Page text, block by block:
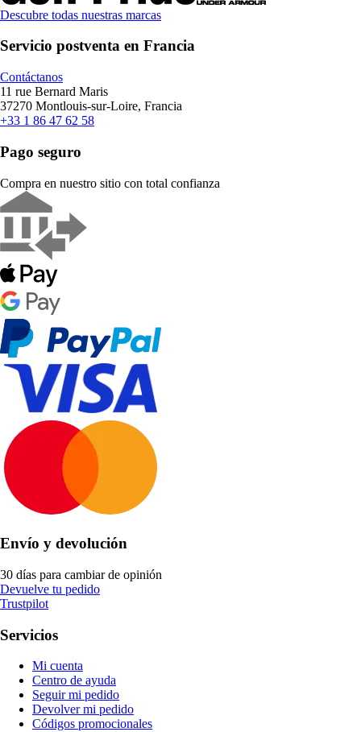
Descubre todas nuestras marcas
Servicio postventa en Francia
Contáctanos
11 rue Bernard Maris
37270 Montlouis-sur-Loire, Francia
+33 1 86 47 62 58
Pago seguro
Compra en nuestro sitio con total confianza
Envío y devolución
30 días para cambiar de opinión
Devuelve tu pedido
Trustpilot
Servicios
Mi cuenta
Centro de ayuda
Seguir mi pedido
Devolver mi pedido
Códigos promocionales